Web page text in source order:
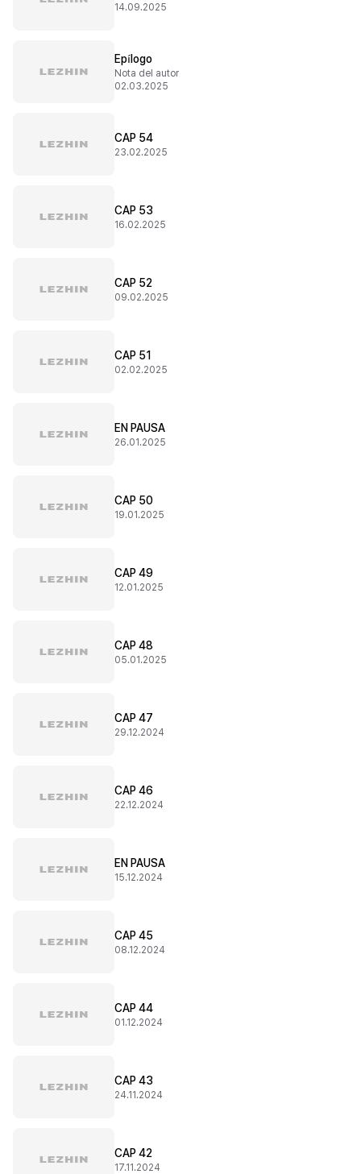
14.09.2025
Epílogo
Nota del autor
02.03.2025
CAP 54
23.02.2025
CAP 53
16.02.2025
CAP 52
09.02.2025
CAP 51
02.02.2025
EN PAUSA
26.01.2025
CAP 50
19.01.2025
CAP 49
12.01.2025
CAP 48
05.01.2025
CAP 47
29.12.2024
CAP 46
22.12.2024
EN PAUSA
15.12.2024
CAP 45
08.12.2024
CAP 44
01.12.2024
CAP 43
24.11.2024
CAP 42
17.11.2024